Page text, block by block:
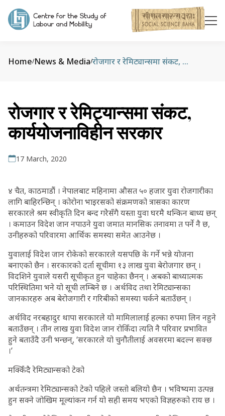
Home/News & Media/ रोजगार र रेमिट्यान्समा संकट, कार्ययोजनाविहीन सरकार
रोजगार र रेमिट्यान्समा संकट,
कार्ययोजनाविहीन सरकार
17 March, 2020
४ चैत, काठमाडौं । नेपालबाट महिनामा औसत ५० हजार युवा रोजगारीका
लागि बाहिरन्छिन् । कोरोना भाइरसको संक्रमणको त्रासका कारण
सरकारले श्रम स्वीकृति दिन बन्द गरेेसँगै यस्ता युवा घरमै थन्किन बाध्य छन्
। कमाउन विदेश जान नपाउने युवा जमात मानसिक तनावमा त पर्ने नै छ,
उनीहरुको परिवारमा आर्थिक समस्या समेत आउनेछ ।
युवालाई विदेश जान रोकेको सरकारले यसपछि के गर्ने भन्ने योजना
बनाएको छैन । सरकारको दर्ता सूचीमा १३ लाख युवा बेरोजगार छन् ।
विदशिने युवाले यसरी सूचीकृत हुन चाहेका छैनन् । अबको बाध्यात्मक
परिस्थितिमा भने यो सूची लम्बिने छ । अर्थविद तथा रेमिट्यान्सका
जानकारहरु अब बेरोजगारी र गरिबीको समस्या चर्कने बताउँछन् ।
अर्थविद नरबहादुर थापा सरकारले यो मामिलालाई हल्का रुपमा लिन नहुने
बताउँछन् । तीन लाख युवा विदेश जान रोकिँदा त्यति नै परिवार प्रभावित
हुने बताउँदै उनी भन्छन्, ‘सरकारले यो चुनौतीलाई अवसरमा बदल्न सक्छ
।’
मक्किँदै रेमिट्यान्सको टेको
अर्थतन्त्रमा रेमिट्यान्सको टेको पहिले जस्तो बलियो छैन । भविष्यमा उत्पन्न
हुन सक्ने जोखिम मूल्यांकन गर्न यो सही समय भएको विज्ञहरुको राय छ ।